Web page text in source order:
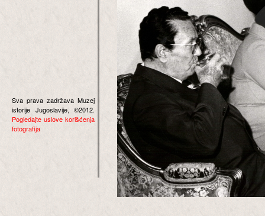
Sva prava zadržava Muzej
istorije Jugoslavije, ©2012.
Pogledajte uslove korišćenja
fotografija